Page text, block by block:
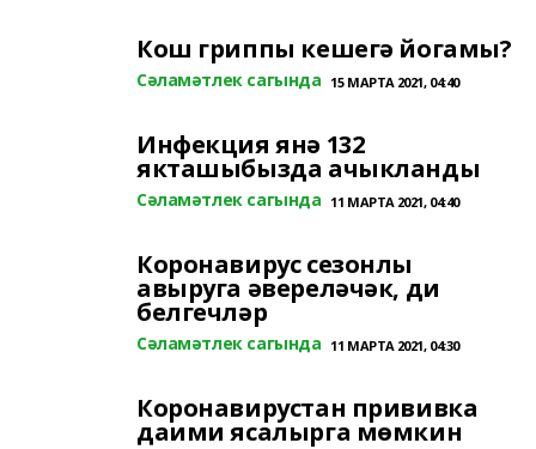
Кош гриппы кешегә йогамы?
Сәламәтлек сагында 15 МАРТА 2021, 04:40
Инфекция янә 132
якташыбызда ачыкланды
Сәламәтлек сагында 11 МАРТА 2021, 04:40
Коронавирус сезонлы
авыруга әвереләчәк, ди
белгечләр
Сәламәтлек сагында 11 МАРТА 2021, 04:30
Коронавирустан прививка
даими ясалырга мөмкин